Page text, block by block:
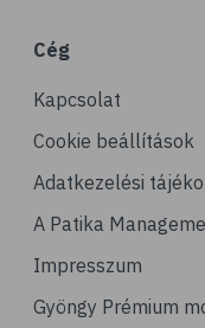
#
# agy
# agyműködés
# memória
# alvás
Cég
Kapcsolat
Cookie beállítások
Adatkezelési
A Patika
Impresszum
Gyöngy Prémium